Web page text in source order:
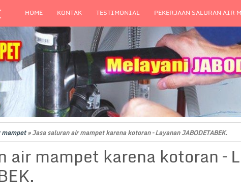
HOME KONTAK TESTIMONIAL PEKERJAAN SALURAN AIR
mampet»Jasa saluran air mampet karena kotoran – Layanan JABODETABEK.
air mampet karena kotoran –